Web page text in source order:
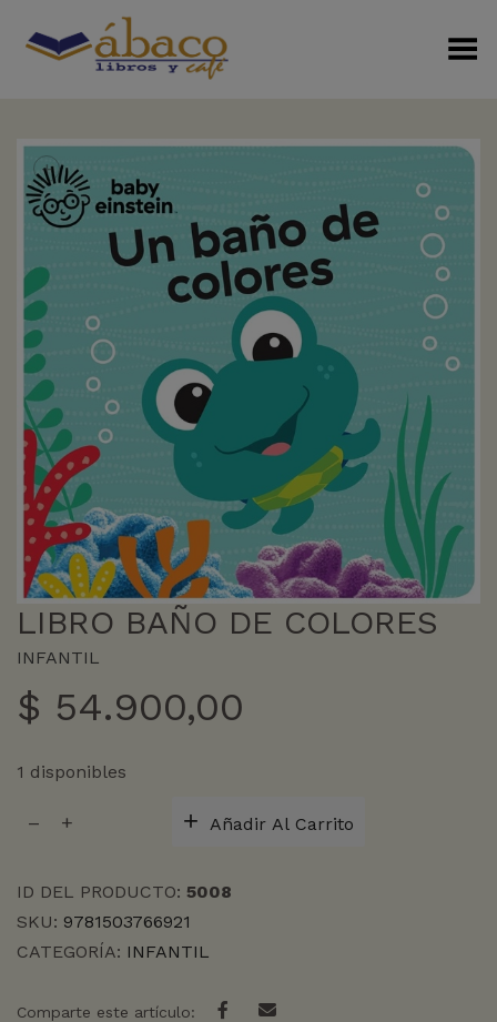
Menú Alterno
+
LIBRO BAÑO DE COLORES
INFANTIL
$ 54.900,00
1 disponibles
BAÑO
cantidad
Añadir Al Carrito
ID DEL PRODUCTO: 5008
SKU: 9781503766921
CATEGORÍA: INFANTIL
Comparte este artículo: